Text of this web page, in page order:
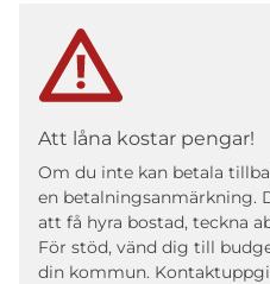
Att låna kostar pengar!
Om du inte kan betala
en betalningsanmärkning.
att få hyra bostad, teckna
För stöd, vänd dig till
din kommun.